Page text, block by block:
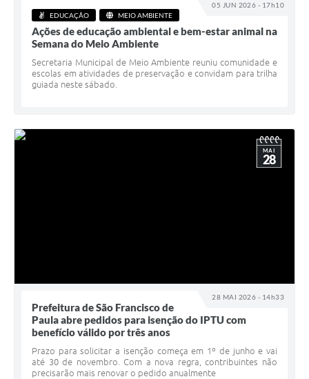
05 JUN 2026 - 17h10
EDUCAÇÃO MEIO AMBIENTE
Ações de educação ambiental e bem-estar animal na
Semana do Meio Ambiente
Secretaria Municipal de Meio Ambiente reuniu comunidade e
escolas em atividades de preservação e convidam para trilha
guiada neste sábado.
28 MAI 2026 - 14h33
MAI
28
Prefeitura de São Francisco de
Paula abre pedidos para isenção do IPTU com
benefício válido por três anos
Prazo para solicitar a isenção começa em 1º de junho e vai
até 30 de novembro. Com a nova regra, contribuintes não
precisarão mais renovar o pedido anualmente